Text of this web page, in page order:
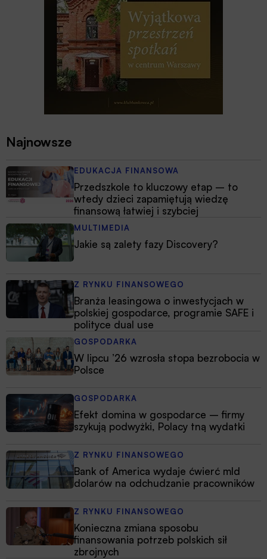
Najnowsze
EDUKACJA FINANSOWA
Przedszkole to kluczowy etap – to
wtedy dzieci zapamiętują wiedzę
finansową łatwiej i szybciej
MULTIMEDIA
Jakie są zalety fazy Discovery?
Z RYNKU FINANSOWEGO
Branża leasingowa o inwestycjach w
polskiej gospodarce, programie SAFE i
polityce dual use
GOSPODARKA
W lipcu ’26 wzrosła stopa bezrobocia w
Polsce
GOSPODARKA
Efekt domina w gospodarce – firmy
szykują podwyżki, Polacy tną wydatki
Z RYNKU FINANSOWEGO
Bank of America wydaje ćwierć mld
dolarów na odchudzanie pracowników
Z RYNKU FINANSOWEGO
Konieczna zmiana sposobu
finansowania potrzeb polskich sił
zbrojnych